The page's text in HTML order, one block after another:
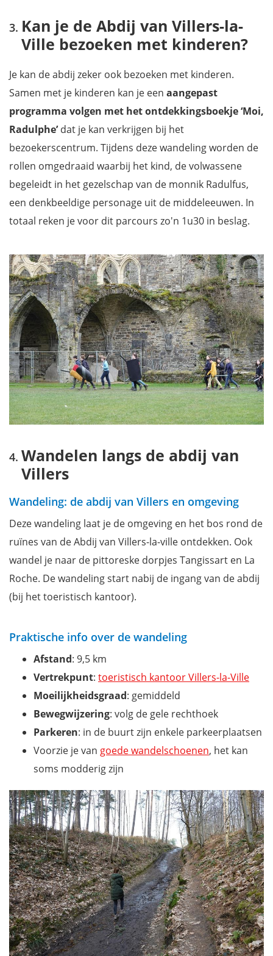
Kan je de Abdij van Villers-la-
Ville bezoeken met kinderen?
Je kan de abdij zeker ook bezoeken met kinderen.
Samen met je kinderen kan je een aangepast
programma volgen met het ontdekkingsboekje ‘Moi,
Radulphe’dat je kan verkrijgen bij het
bezoekerscentrum. Tijdens deze wandeling worden de
rollen omgedraaid waarbij het kind, de volwassene
begeleidt in het gezelschap van de monnik Radulfus,
een denkbeeldige personage uit de middeleeuwen. In
totaal reken je voor dit parcours zo'n 1u30 in beslag.
Wandelen langs de abdij van
Villers
Wandeling: de abdij van Villers en omgeving
Deze wandeling laat je de omgeving en het bos rond de
ruïnes van de Abdij van Villers-la-ville ontdekken. Ook
wandel je naar de pittoreske dorpjes Tangissart en La
Roche. De wandeling start nabij de ingang van de abdij
(bij het toeristisch kantoor).
Praktische info over de wandeling
Afstand: 9,5 km
Vertrekpunt: toeristisch kantoor Villers-la-Ville
Moeilijkheidsgraad: gemiddeld
Bewegwijzering: volg de gele rechthoek
Parkeren: in de buurt zijn enkele parkeerplaatsen
Voorzie je van goede wandelschoenen, het kan
soms modderig zijn